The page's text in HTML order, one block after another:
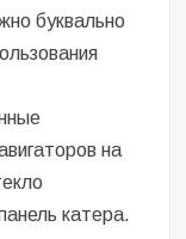
буквально
на
катера.